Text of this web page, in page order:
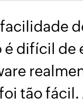
difícil de
tão